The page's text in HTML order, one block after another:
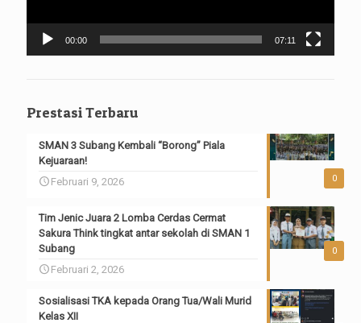
00:00 07:11
Prestasi Terbaru
0
SMAN 3 Subang Kembali “Borong” Piala
Kejuaraan!
Februari 9, 2026
0
Tim Jenic Juara 2 Lomba Cerdas Cermat
Sakura Think tingkat antar sekolah di SMAN 1
Subang
Februari 2, 2026
Sosialisasi TKA kepada Orang Tua/Wali Murid
Kelas XII